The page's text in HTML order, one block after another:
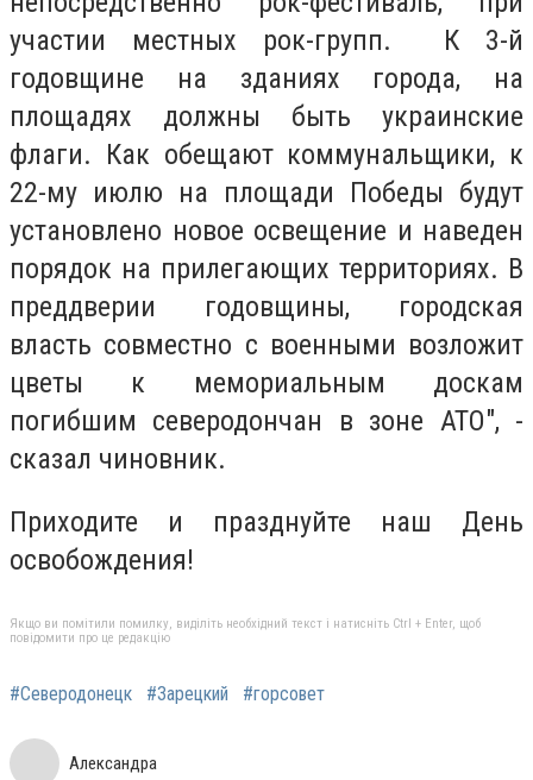
участии местных рок-групп. К 3-й
годовщине на зданиях города, на
площадях должны быть украинские
флаги. Как обещают коммунальщики, к
22-му июлю на площади Победы будут
установлено новое освещение и наведен
порядок на прилегающих территориях. В
преддверии годовщины, городская
власть совместно с военными возложит
цветы к мемориальным доскам
погибшим северодончан в зоне АТО", -
сказал чиновник.
Приходите и празднуйте наш День
освобождения!
Якщо ви помітили помилку, виділіть необхідний текст і натисніть Ctrl + Enter, щоб
повідомити про це редакцію
#Северодонецк #Зарецкий #горсовет
Александра